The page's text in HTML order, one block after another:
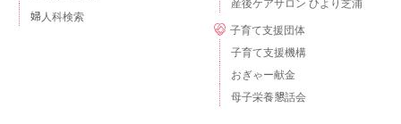
婦人科検索
産後ケアサロン ひより芝浦
子育て支援団体
子育て支援機構
おぎゃー献金
母子栄養懇話会